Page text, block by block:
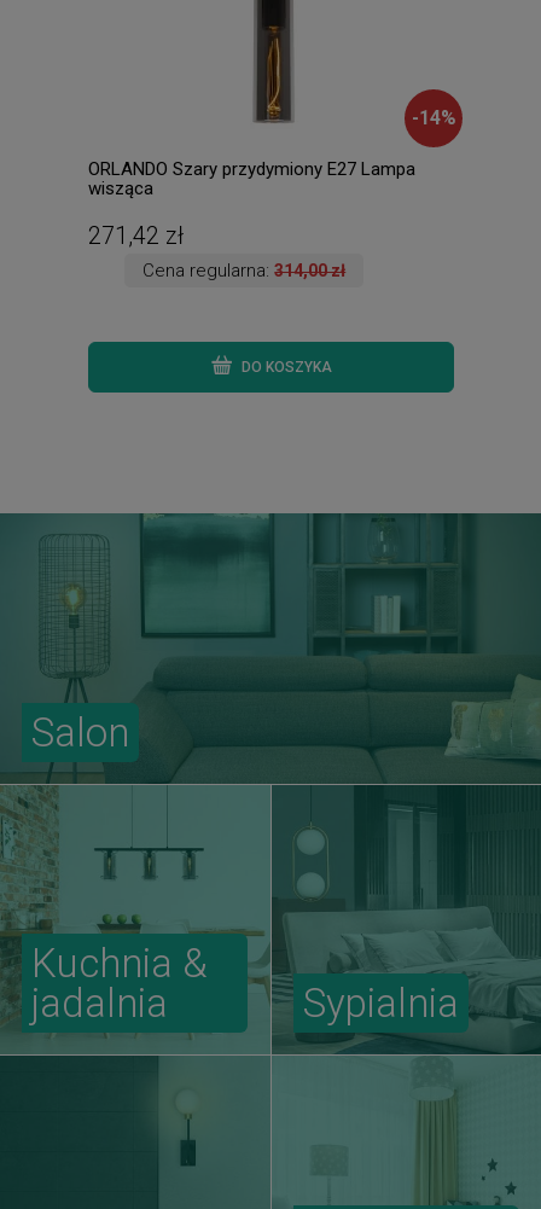
-14%
ORLANDO Szary przydymiony E27 Lampa
wisząca
271,42 zł
Cena regularna:314,00 zł
DO KOSZYKA
Salon
Kuchnia &
jadalnia
Sypialnia